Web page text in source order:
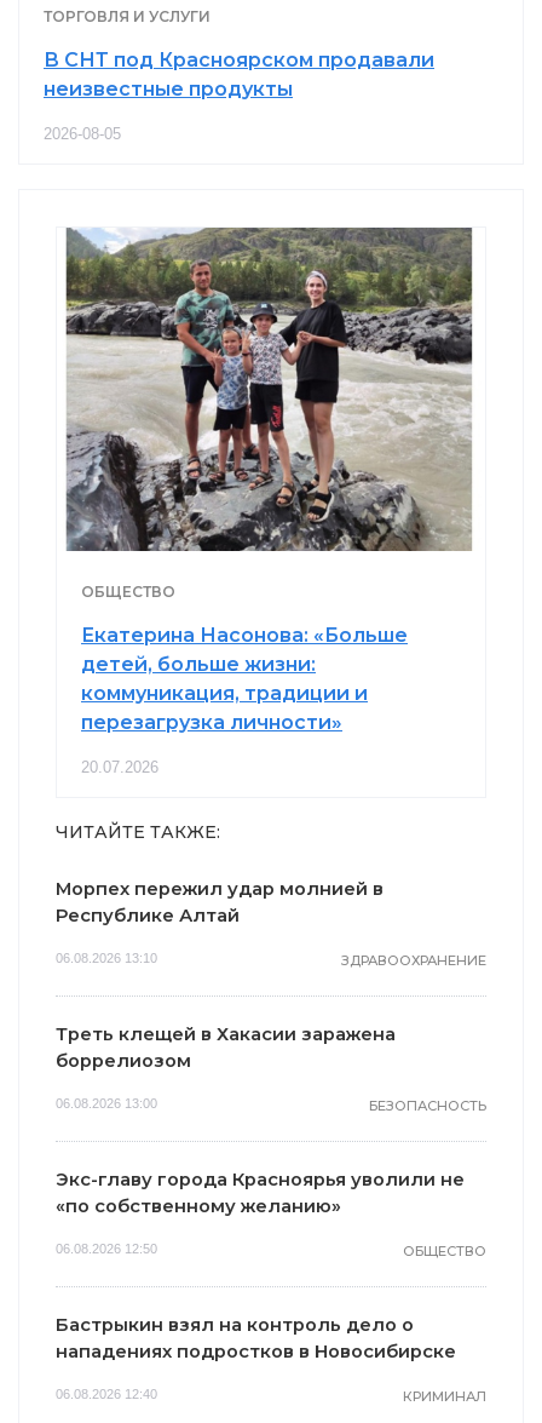
ТОРГОВЛЯ И УСЛУГИ
В СНТ под Красноярском продавали
неизвестные продукты
2026-08-05
ОБЩЕСТВО
Екатерина Насонова: «Больше
детей, больше жизни:
коммуникация, традиции и
перезагрузка личности»
20.07.2026
ЧИТАЙТЕ ТАКЖЕ:
Морпех пережил удар молнией в
Республике Алтай
06.08.2026 13:10 ЗДРАВООХРАНЕНИЕ
Треть клещей в Хакасии заражена
боррелиозом
06.08.2026 13:00 БЕЗОПАСНОСТЬ
Экс-главу города Красноярья уволили не
«по собственному желанию»
06.08.2026 12:50 ОБЩЕСТВО
Бастрыкин взял на контроль дело о
нападениях подростков в Новосибирске
06.08.2026 12:40 КРИМИНАЛ